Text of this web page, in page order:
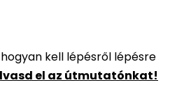
kell lépésről lépésre
el az útmutatónkat!